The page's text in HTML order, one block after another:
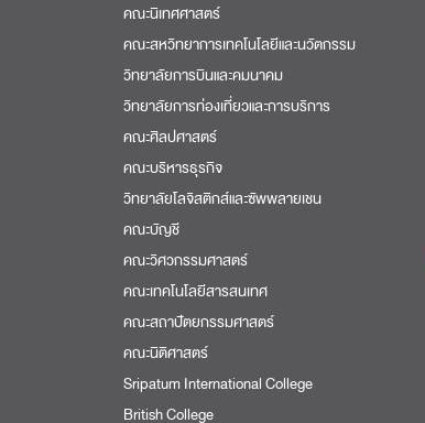
คณะนิเทศศาสตร์
คณะสหวิทยาการเทคโนโลยีและนวัตกรรม
วิทยาลัยการบินและคมนาคม
วิทยาลัยการท่องเที่ยวและการบริการ
คณะศิลปศาสตร์
คณะบริหารธุรกิจ
วิทยาลัยโลจิสติกส์และซัพพลายเชน
คณะบัญชี
คณะวิศวกรรมศาสตร์
คณะเทคโนโลยีสารสนเทศ
คณะสถาปัตยกรรมศาสตร์
คณะนิติศาสตร์
Sripatum International College
British College